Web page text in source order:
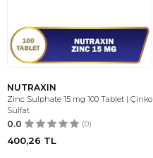
NUTRAXIN
Zinc Sulphate 15 mg 100 Tablet | Çinko
Sülfat
0.0 (0)
400,26 TL